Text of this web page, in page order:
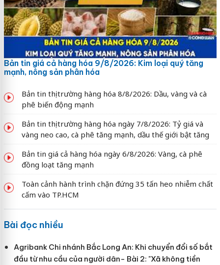
Bản tin giá cả hàng hóa 9/8/2026: Kim loại quý tăng
mạnh, nông sản phân hóa
Bản tin thị trường hàng hóa 8/8/2026: Dầu, vàng và cà
phê biến động mạnh
Bản tin thị trường hàng hóa ngày 7/8/2026: Tỷ giá và
vàng neo cao, cà phê tăng mạnh, dầu thế giới bật tăng
Bản tin giá cả hàng hóa ngày 6/8/2026: Vàng, cà phê
đồng loạt tăng mạnh
Toàn cảnh hành trình chặn đứng 35 tấn heo nhiễm chất
cấm vào TP.HCM
Bài đọc nhiều
Agribank Chi nhánh Bắc Long An: Khi chuyển đổi số bắt
đầu từ nhu cầu của người dân- Bài 2: "Xã không tiền